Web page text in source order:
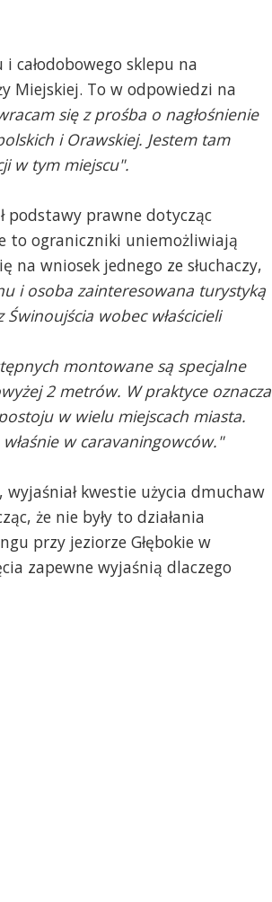
całodobowego sklepu na
Miejskiej. To w odpowiedzi na
się z prośba o nagłośnienie
i Orawskiej. Jestem tam
w tym miejscu".
podstawy prawne dotycząc
to ograniczniki uniemożliwiają
na wniosek jednego ze słuchaczy,
i osoba zainteresowana turystyką
wobec właścicieli
montowane są specjalne
2 metrów. W praktyce oznacza
w wielu miejscach miasta.
w caravaningowców."
wyjaśniał kwestie użycia dmuchaw
że nie były to działania
przy jeziorze Głębokie w
zapewne wyjaśnią dlaczego